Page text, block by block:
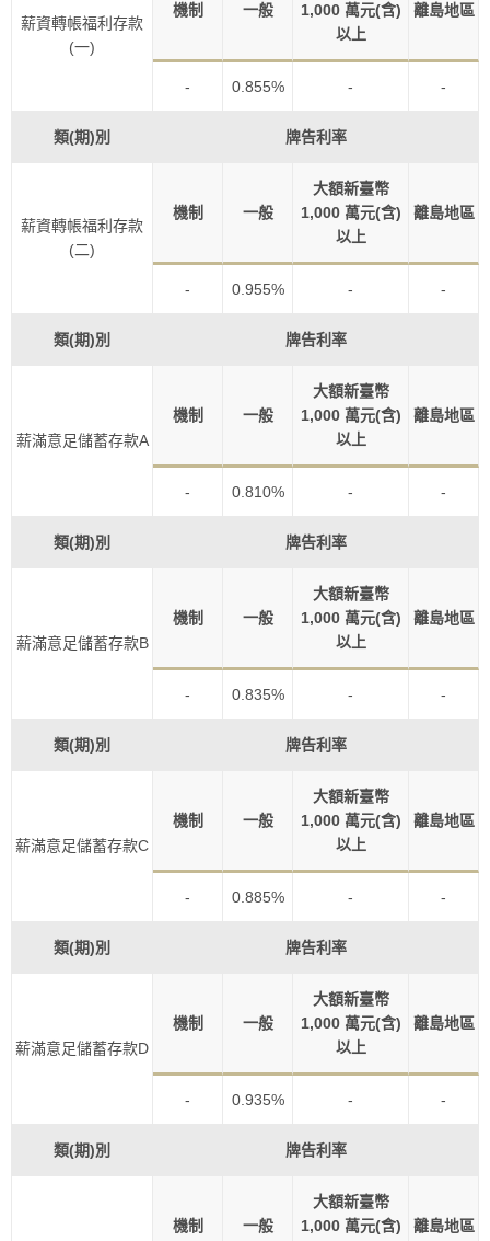
薪資轉帳福利存款
(一)
機制 一般
1,000 萬元(含)
以上
離島地區
- 0.855% - -
類(期)別 牌告利率
薪資轉帳福利存款
(二)
機制 一般
大額新臺幣
1,000 萬元(含)
以上
離島地區
- 0.955% - -
類(期)別 牌告利率
薪滿意足儲蓄存款A
機制 一般
大額新臺幣
1,000 萬元(含)
以上
離島地區
- 0.810% - -
類(期)別 牌告利率
薪滿意足儲蓄存款B
機制 一般
大額新臺幣
1,000 萬元(含)
以上
離島地區
- 0.835% - -
類(期)別 牌告利率
薪滿意足儲蓄存款C
機制 一般
大額新臺幣
1,000 萬元(含)
以上
離島地區
- 0.885% - -
類(期)別 牌告利率
薪滿意足儲蓄存款D
機制 一般
大額新臺幣
1,000 萬元(含)
以上
離島地區
- 0.935% - -
類(期)別 牌告利率
機制 一般
大額新臺幣
1,000 萬元(含)
離島地區